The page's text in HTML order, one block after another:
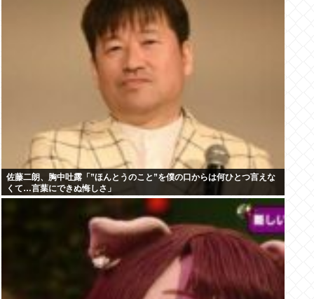
佐藤二朗、胸中吐露「”ほんとうのこと”を僕の口からは何ひとつ言えな
くて…言葉にできぬ悔しさ」